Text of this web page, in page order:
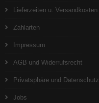
Lieferzeiten u. Versandkosten
Zahlarten
Impressum
AGB und Widerrufsrecht
Privatsphäre und Datenschutz
Jobs